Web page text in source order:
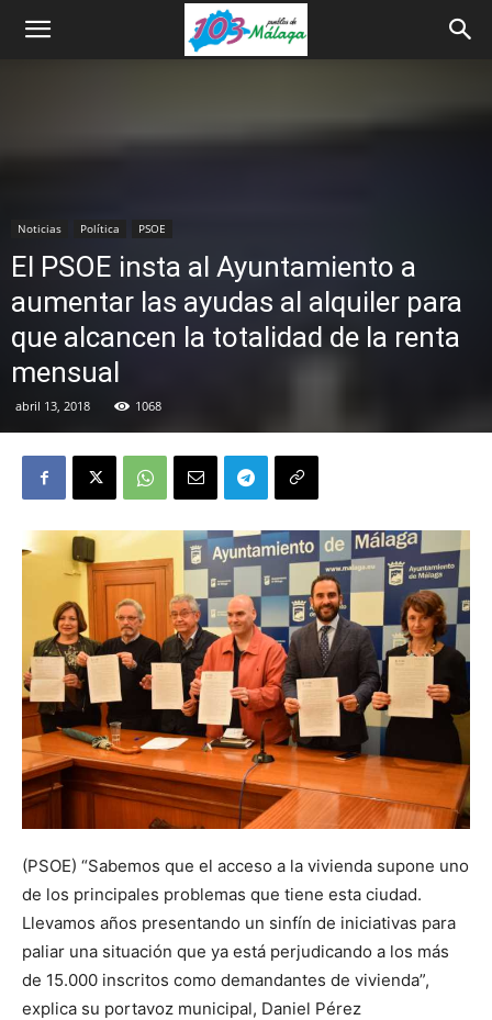
Noticias Política PSOE
El PSOE insta al Ayuntamiento a
aumentar las ayudas al alquiler para
que alcancen la totalidad de la renta
mensual
abril 13, 2018 1068
(PSOE) “Sabemos que el acceso a la vivienda supone uno
de los principales problemas que tiene esta ciudad.
Llevamos años presentando un sinfín de iniciativas para
paliar una situación que ya está perjudicando a los más
de 15.000 inscritos como demandantes de vivienda”,
explica su portavoz municipal, Daniel Pérez